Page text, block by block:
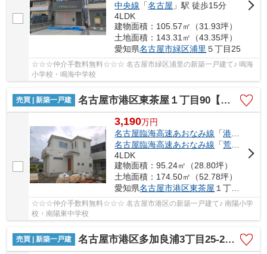
中央線 「名古屋 」駅 徒歩15分
4LDK
建物面積：105.57㎡（31.93坪）
土地面積：143.31㎡（43.35坪）
愛知県名古屋市緑区浦里 ５丁目25
☆☆☆仲介手数料無料☆☆☆ 名古屋市緑区浦里の新築一戸建て♪ 鳴海
小学校・鳴海中学校
売買 | 新築一戸建 名古屋市港区東茶屋１丁目90【仲介手数料無料】新築一戸建て
3,190万円
名古屋臨海高速あおなみ線 「港北
名古屋臨海高速あおなみ線 「荒子川公園
4LDK
建物面積：95.24㎡（28.80坪）
土地面積：174.50㎡（52.78坪）
愛知県名古屋市港区東茶屋 １丁目90
☆☆☆仲介手数料無料☆☆☆ 名古屋市港区の新築一戸建て♪ 南陽小学
校・南陽東中学校
売買 | 新築一戸建 名古屋市港区多加良浦3丁目25-2【仲介手数料無料】新築一戸建て 1号棟